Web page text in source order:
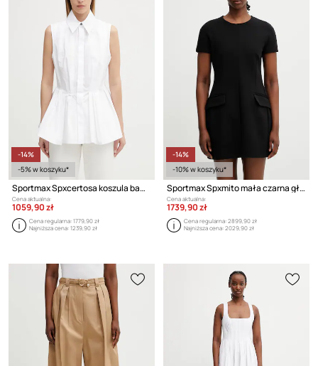
-14%
-5% w koszyku*
Sportmax Spxcertosa koszula bawełniana damska
Cena aktualna:
1059,90 zł
Cena regularna:1779,90 zł
Najniższa cena:1239,90 zł
-14%
-10% w koszyku*
Sportmax Spxmito mała czarna gładka z wiskozą
Cena aktualna:
1739,90 zł
Cena regularna:2899,90 zł
Najniższa cena:2029,90 zł